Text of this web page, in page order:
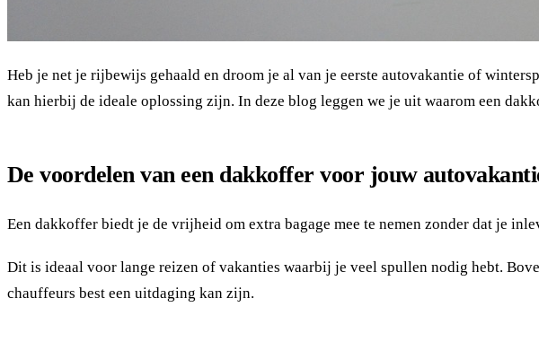
Heb je net je rijbewijs gehaald en droom je al van je eerste autovakantie of
kan hierbij de ideale oplossing zijn. In deze blog leggen we je uit waarom een
De voordelen van een dakkoffer voor jouw
Een dakkoffer biedt je de vrijheid om extra bagage mee te nemen zonder dat je
Dit is ideaal voor lange reizen of vakanties waarbij je veel spullen nodig hebt.
chauffeurs best een uitdaging kan zijn.